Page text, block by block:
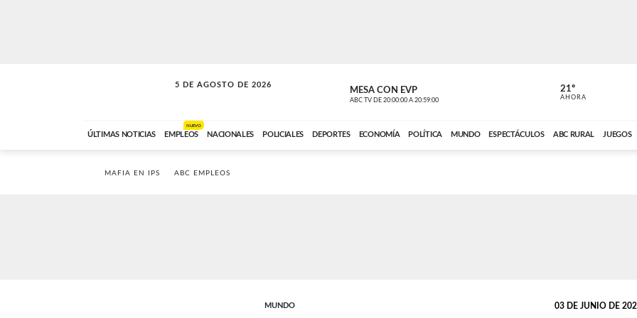
5 DE AGOSTO DE 2026
SOLO MÚSICA MESA CON EVP
ABC TV DE 20:00:00 A 20:59:00 ABC CARDINAL
21º
AHORA
ÚLTIMAS NOTICIAS EMPLEOS
NUEVO
NACIONALES POLICIALES DEPORTES ECONOMÍA POLÍTICA MUNDO ESPECTÁCULOS ABC RURAL JUEGOS
MAFIA EN IPS ABC EMPLEOS
MUNDO 03 DE JUNIO DE